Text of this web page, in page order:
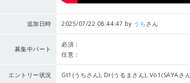
追加日時 2025/07/22 08:44:47 by うちさん
募集中パート
必須：
任意：
エントリー状況 Gt1(うちさん), Dr(うるまさん), Vo1(SAYAさ